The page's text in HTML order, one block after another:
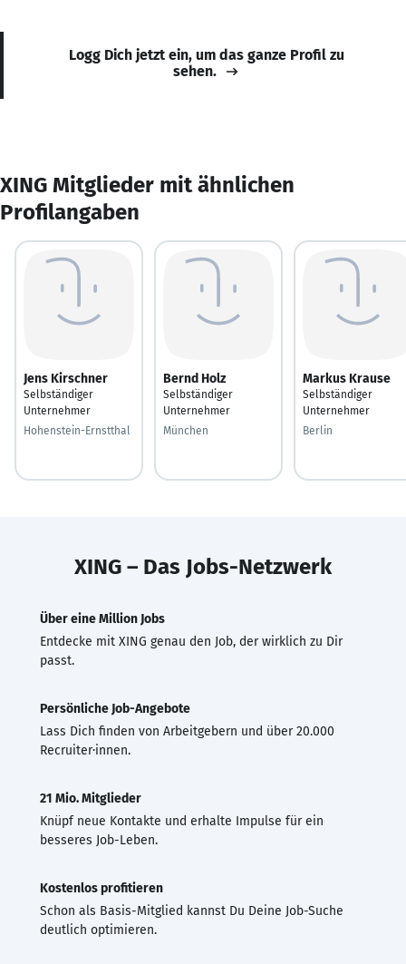
Logg Dich jetzt ein, um das ganze Profil zu
sehen.
XING Mitglieder mit ähnlichen
Profilangaben
Jens Kirschner
Selbständiger
Unternehmer
Hohenstein-Ernstthal
Bernd Holz
Selbständiger
Unternehmer
München
Markus Krause
Selbständiger
Unternehmer
Berlin
XING – Das Jobs-Netzwerk
Über eine Million Jobs
Entdecke mit XING genau den Job, der wirklich zu Dir
passt.
Persönliche Job-Angebote
Lass Dich finden von Arbeitgebern und über 20.000
Recruiter·innen.
21 Mio. Mitglieder
Knüpf neue Kontakte und erhalte Impulse für ein
besseres Job-Leben.
Kostenlos profitieren
Schon als Basis-Mitglied kannst Du Deine Job-Suche
deutlich optimieren.